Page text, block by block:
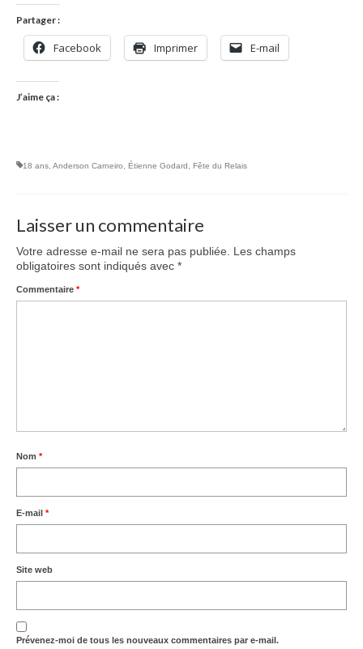
Partager :
Facebook Imprimer E-mail
J’aime ça :
18 ans Anderson Carneiro Étienne Godard Fête du Relais
Laisser un commentaire
Votre adresse e-mail ne sera pas publiée.
Les champs
obligatoires sont indiqués avec *
Commentaire *
Nom *
E-mail *
Site web
Prévenez-moi de tous les nouveaux commentaires par e-mail.